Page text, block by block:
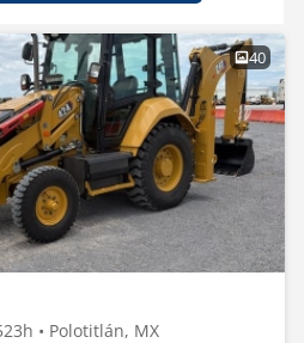
40
• Polotitlán, MX